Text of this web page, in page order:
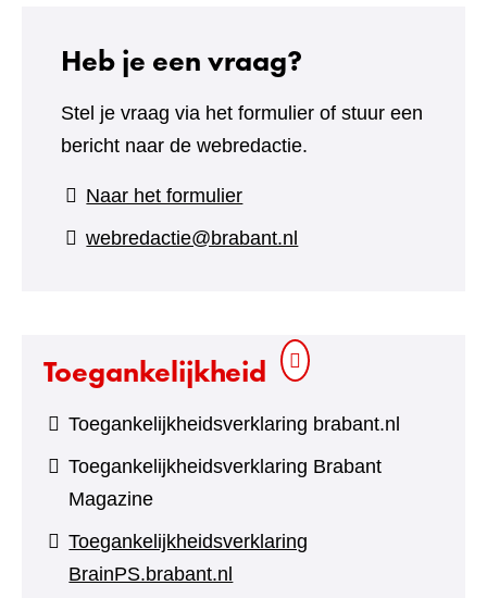
Heb je een vraag?
Stel je vraag via het formulier of stuur een
bericht naar de webredactie.
Naar het formulier(verwijst
naar
webredactie@brabant.nl
Toegankelijkheid
Toegankelijkheidsverklaring brabant.nl
Toegankelijkheidsverklaring Brabant
Magazine
Toegankelijkheidsverklaring
BrainPS.brabant.nl